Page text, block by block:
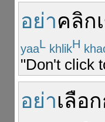
อย่าคลิก
yaaL khlikH
"Don't click
อย่าเลือก